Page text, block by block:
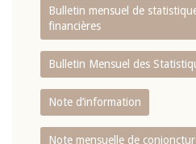
Bulletin mensuel de
financières
Bulletin Mensuel des
Note d’information
Note mensuelle de